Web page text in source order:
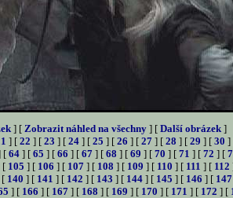
] [ Zobrazit náhled na všechny ] [ Další obrázek ]
] [ 22 ] [ 23 ] [ 24 ] [ 25 ] [ 26 ] [ 27 ] [ 28 ] [ 29 ] [ 30 ]
[64] [ 65 ] [ 66 ] [ 67] [ 68 ] [ 69 ] [ 70 ] [ 71 ] [ 72 ] [
[ 105 ] [ 106 ] [ 107 ] [ 108 ] [ 109 ] [ 110 ] [ 111 ] [ 112
[ 140 ] [ 141 ] [ 142 ] [ 143 ] [ 144] [ 145 ] [ 146 ] [ 147
] [ 166 ] [ 167] [ 168 ] [ 169 ] [ 170 ] [ 171 ] [ 172 ] [